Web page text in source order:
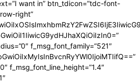
want in” btn_tdicon=”tdc-font-
right”
f_msg_font_family=”521″
f_msg_font_line_height=”1.4″